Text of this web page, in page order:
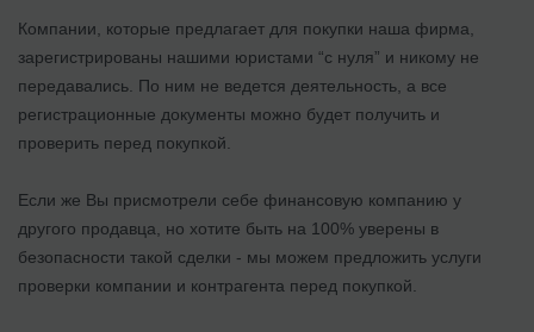
Компании, которые предлагает для покупки наша фирма,
зарегистрированы нашими юристами “с нуля” и никому не
передавались. По ним не ведется деятельность, а все
регистрационные документы можно будет получить и
проверить перед покупкой.
Если же Вы присмотрели себе финансовую компанию у
другого продавца, но хотите быть на 100% уверены в
безопасности такой сделки - мы можем предложить услуги
проверки компании и контрагента перед покупкой.